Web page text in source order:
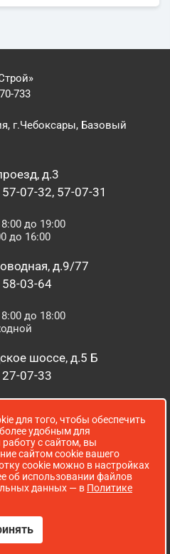
733
г.Чебоксары, Базовый
д.3
07-32, 57-07-31
до 19:00
до 16:00
д.9/77
58-03-64
до 18:00
шоссе, д.5 Б
07-33
до 16:00
д. 52 А
до 18:00
сайта WebStroy
для того, чтобы обеспечить
удобным для
с сайтом, вы
сайтом cookie вашего
cookie можно в настройках
об использовании файлов
данных — в Политике